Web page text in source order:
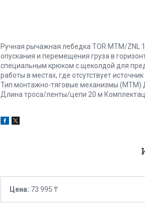
Ручная рычажная лебедка TOR МТМ/ZNL
опускания и перемещения груза в
специальным крюком с щеколдой для
работы в местах, где отсутствует
Тип монтажно-тяговые механизмы (МТМ)
Длина троса/ленты/цепи 20 м
Цена: 73 995 ₸